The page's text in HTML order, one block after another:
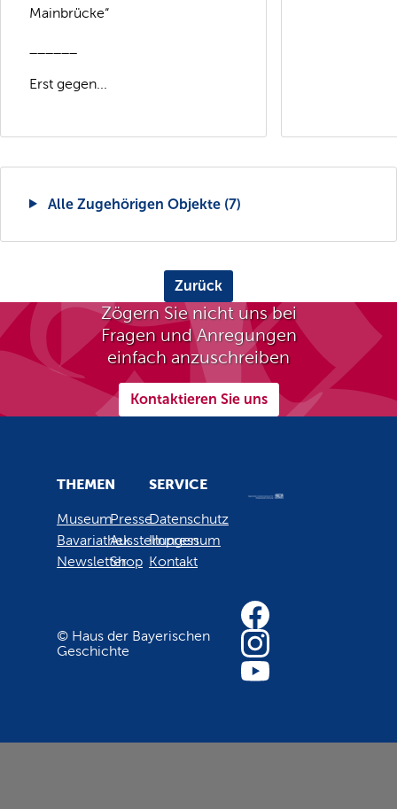
Mainbrücke“
Erst gegen...
Alle Zugehörigen Objekte (7)
Zurück
Zögern Sie nicht uns bei
Fragen und Anregungen
einfach anzuschreiben
Kontaktieren Sie uns
THEMEN
Museum
Bavariathek
Newsletter
Presse
Ausstellungen
Shop
SERVICE
Datenschutz
Impressum
Kontakt
© Haus der Bayerischen
Geschichte